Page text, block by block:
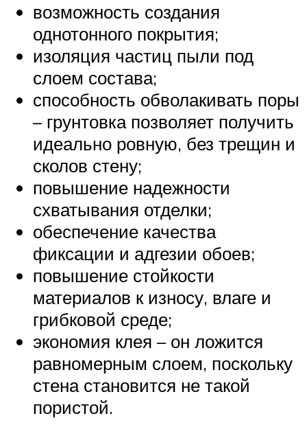
возможность создания
однотонного покрытия;
изоляция частиц пыли под
слоем состава;
способность обволакивать поры
– грунтовка позволяет получить
идеально ровную, без трещин и
сколов стену;
повышение надежности
схватывания отделки;
обеспечение качества
фиксации и адгезии обоев;
повышение стойкости
материалов к износу, влаге и
грибковой среде;
экономия клея – он ложится
равномерным слоем, поскольку
стена становится не такой
пористой.